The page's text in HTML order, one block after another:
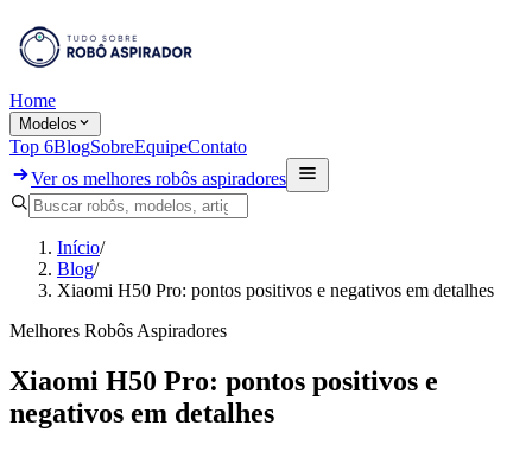
Home
Modelos
Top 6BlogSobreEquipeContato
Ver os melhores robôs aspiradores
Início/
Blog/
Xiaomi H50 Pro: pontos positivos e negativos em detalhes
Melhores Robôs Aspiradores
Xiaomi H50 Pro: pontos positivos e
negativos em detalhes